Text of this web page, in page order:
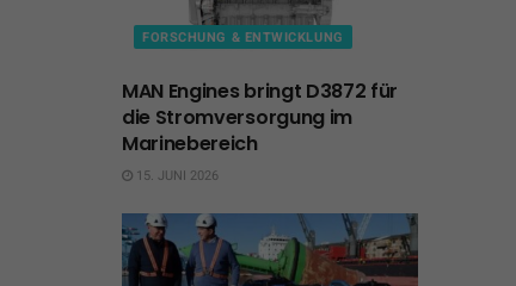
FORSCHUNG & ENTWICKLUNG
MAN Engines bringt D3872 für
die Stromversorgung im
Marinebereich
15. JUNI 2026